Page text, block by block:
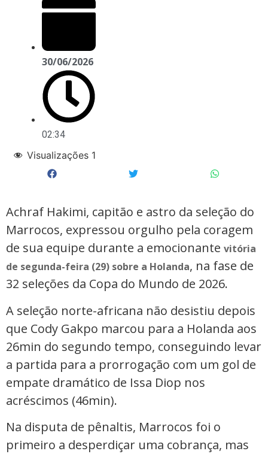
30/06/2026
02:34
Visualizações 1
Achraf Hakimi, capitão e astro da seleção do
Marrocos, expressou orgulho pela coragem
de sua equipe durante a emocionante vitória
de segunda-feira (29) sobre a Holanda, na fase de
32 seleções da Copa do Mundo de 2026.
A seleção norte-africana não desistiu depois
que Cody Gakpo marcou para a Holanda aos
26min do segundo tempo, conseguindo levar
a partida para a prorrogação com um gol de
empate dramático de Issa Diop nos
acréscimos (46min).
Na disputa de pênaltis, Marrocos foi o
primeiro a desperdiçar uma cobrança, mas